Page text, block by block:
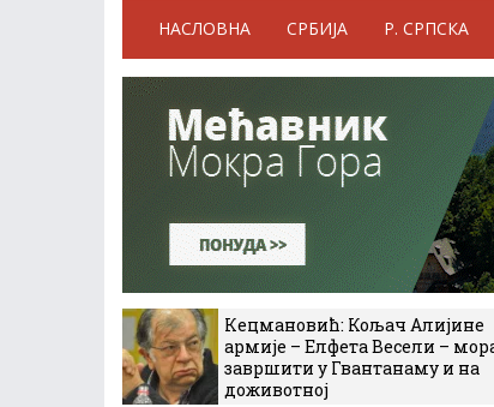
НАСЛОВНА СРБИЈА Р. СРПСКА
Кецмановић: Кољач Алијине
армије – Елфета Весели –
завршити у Гвантанаму и на
доживотној